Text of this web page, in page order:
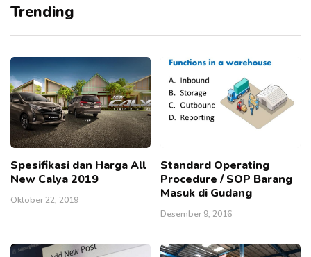
Trending
Spesifikasi dan Harga All
New Calya 2019
Oktober 22, 2019
Standard Operating
Procedure / SOP Barang
Masuk di Gudang
Desember 9, 2016